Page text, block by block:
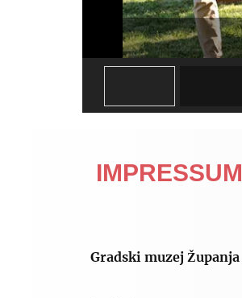
IMPRESSUM
Gradski muzej Županja